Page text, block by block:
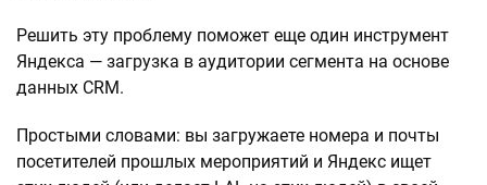
Решить эту проблему поможет еще один инструмент
Яндекса — загрузка в аудитории сегмента на основе
данных CRM.
Простыми словами: вы загружаете номера и почты
посетителей прошлых мероприятий и Яндекс ищет